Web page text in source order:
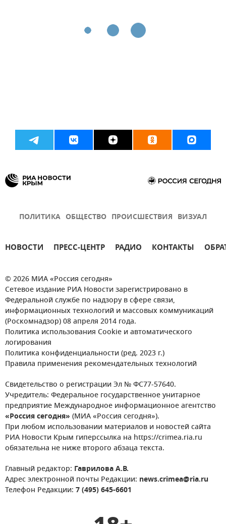
ПОЛИТИКА ОБЩЕСТВО ПРОИСШЕСТВИЯ ВИЗУАЛ
НОВОСТИ ПРЕСС-ЦЕНТР РАДИО КОНТАКТЫ
© 2026 МИА «Россия сегодня»
Сетевое издание РИА Новости зарегистрировано в
Федеральной службе по надзору в сфере связи,
информационных технологий и массовых коммуникаций
(Роскомнадзор) 08 апреля 2014 года.
Политика использования Cookie и автоматического
логирования
Политика конфиденциальности (ред. 2023 г.)
Правила применения рекомендательных технологий
Свидетельство о регистрации Эл № ФС77-57640.
Учредитель: Федеральное государственное унитарное
предприятие Международное информационное агентство
«Россия сегодня» (МИА «Россия сегодня»).
При любом использовании материалов и новостей сайта
РИА Новости Крым гиперссылка на https://crimea.ria.ru
обязательна не ниже второго абзаца текста.
Главный редактор: Гаврилова А.В.
Адрес электронной почты Редакции: news.crimea@ria.ru
Телефон Редакции: 7 (495) 645-6601